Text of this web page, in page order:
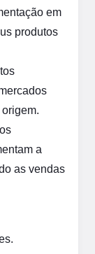
em
produtos
a
as vendas